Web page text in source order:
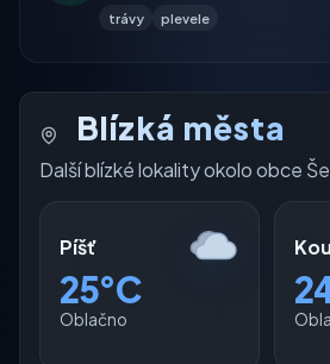
trávy plevele
Blízká města
Další blízké lokality okolo obce
Píšť
25°C
Oblačno